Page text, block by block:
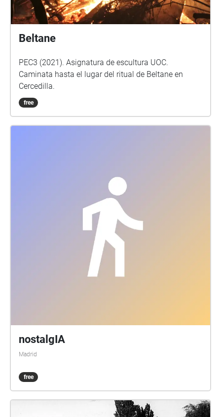
Beltane
PEC3 (2021). Asignatura de escultura UOC.
Caminata hasta el lugar del ritual de Beltane en
Cercedilla.
free
nostalgIA
Madrid
free